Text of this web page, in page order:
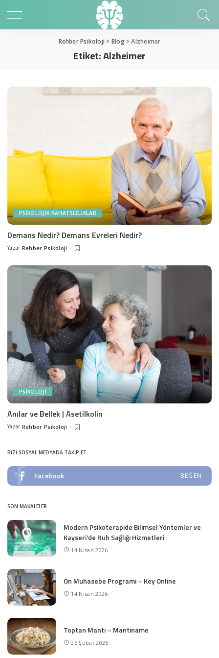
Rehber Psikoloji > Blog>Alzheimer
Etiket:Alzheimer
PSIKOLOJIK RAHATSIZLIKLAR
Demans Nedir? Demans Evreleri Nedir?
Posted
Yazar Rehber Psikoloji
PSIKOLOJI
Anılar ve Bellek | Asetilkolin
Posted
Yazar Rehber Psikoloji
BIZI SOSYAL MEDYADA TAKIP ET
Facebook BEĞEN
SON MAKALELER
Modern Psikoterapide Bilimsel Yöntemler ve
Kayseri’de Ruh Sağlığı Hizmetleri
14 Nisan 2026
Ön Muhasebe Programı – Key Online
14 Nisan 2026
Toptan Mantı – Mantıname
25 Şubat 2026